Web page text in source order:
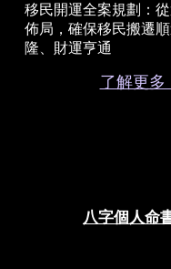
移民開運全案規劃：
佈局，確保移民搬遷
隆、財運亨通
了解更多
八字個人命